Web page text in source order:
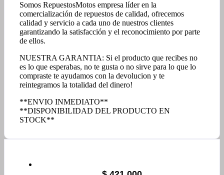
Somos RepuestosMotos empresa líder en la
comercialización de repuestos de calidad, ofrecemos
calidad y servicio a cada uno de nuestros clientes
garantizando la satisfacción y el reconocimiento por parte
de ellos.
NUESTRA GARANTIA: Si el producto que recibes no
es lo que esperabas, no te gusta o no sirve para lo que lo
compraste te ayudamos con la devolucion y te
reintegramos la totalidad del dinero!
**ENVIO INMEDIATO**
**DISPONIBILIDAD DEL PRODUCTO EN
STOCK**